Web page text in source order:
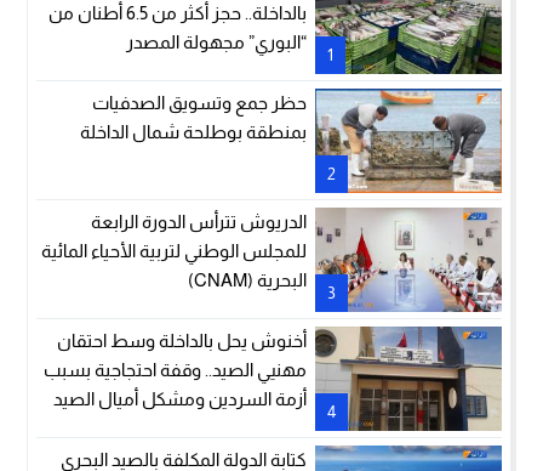
1
بالداخلة.. حجز أكثر من 6.5 أطنان من
“البوري” مجهولة المصدر
2
حظر جمع وتسويق الصدفيات
بمنطقة بوطلحة شمال الداخلة
3
الدريوش تترأس الدورة الرابعة
للمجلس الوطني لتربية الأحياء المائية
البحرية (CNAM)
4
أخنوش يحل بالداخلة وسط احتقان
مهنيي الصيد.. وقفة احتجاجية بسبب
أزمة السردين ومشكل أميال الصيد
كتابة الدولة المكلفة بالصيد البحري